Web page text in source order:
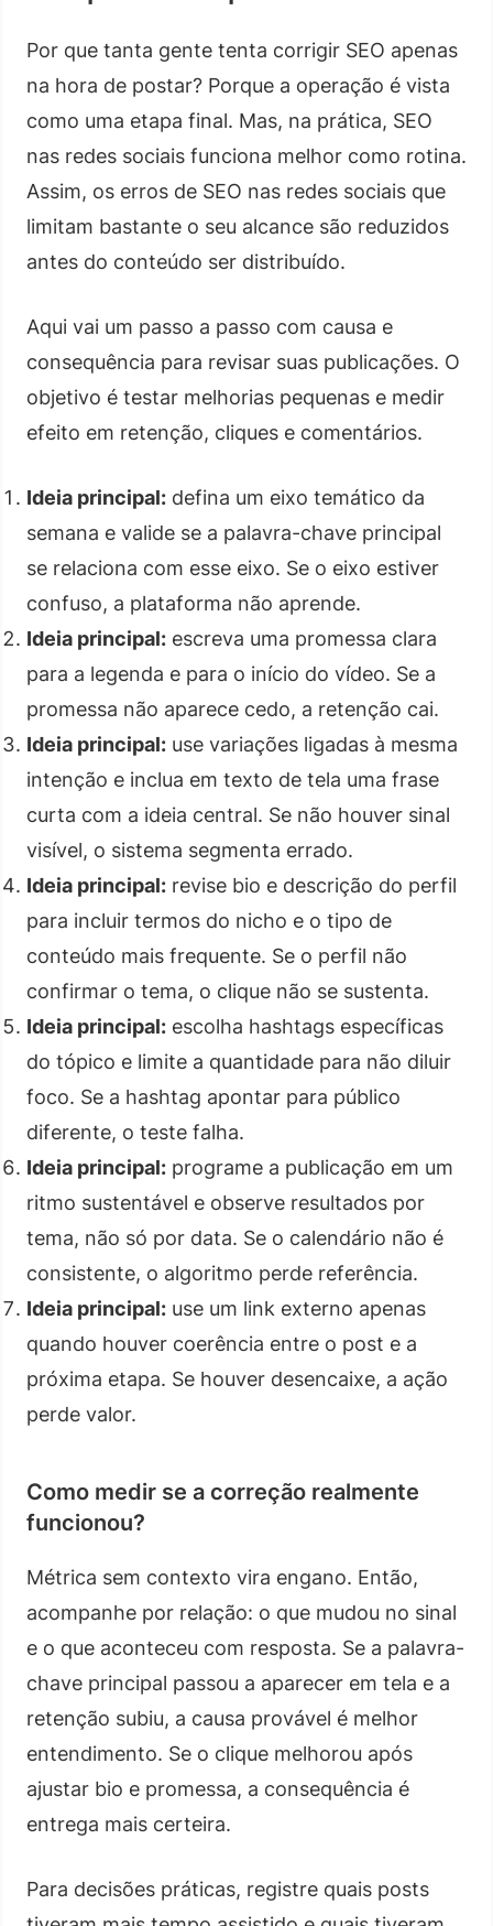
Por que tanta gente tenta corrigir SEO apenas
na hora de postar? Porque a operação é vista
como uma etapa final. Mas, na prática, SEO
nas redes sociais funciona melhor como rotina.
Assim, os erros de SEO nas redes sociais que
limitam bastante o seu alcance são reduzidos
antes do conteúdo ser distribuído.
Aqui vai um passo a passo com causa e
consequência para revisar suas publicações. O
objetivo é testar melhorias pequenas e medir
efeito em retenção, cliques e comentários.
Ideia principal: defina um eixo temático da
semana e valide se a palavra-chave principal
se relaciona com esse eixo. Se o eixo estiver
confuso, a plataforma não aprende.
Ideia principal: escreva uma promessa clara
para a legenda e para o início do vídeo. Se a
promessa não aparece cedo, a retenção cai.
Ideia principal: use variações ligadas à mesma
intenção e inclua em texto de tela uma frase
curta com a ideia central. Se não houver sinal
visível, o sistema segmenta errado.
Ideia principal: revise bio e descrição do perfil
para incluir termos do nicho e o tipo de
conteúdo mais frequente. Se o perfil não
confirmar o tema, o clique não se sustenta.
Ideia principal: escolha hashtags específicas
do tópico e limite a quantidade para não diluir
foco. Se a hashtag apontar para público
diferente, o teste falha.
Ideia principal: programe a publicação em um
ritmo sustentável e observe resultados por
tema, não só por data. Se o calendário não é
consistente, o algoritmo perde referência.
Ideia principal: use um link externo apenas
quando houver coerência entre o post e a
próxima etapa. Se houver desencaixe, a ação
perde valor.
Como medir se a correção realmente
funcionou?
Métrica sem contexto vira engano. Então,
acompanhe por relação: o que mudou no sinal
e o que aconteceu com resposta. Se a palavra-
chave principal passou a aparecer em tela e a
retenção subiu, a causa provável é melhor
entendimento. Se o clique melhorou após
ajustar bio e promessa, a consequência é
entrega mais certeira.
Para decisões práticas, registre quais posts